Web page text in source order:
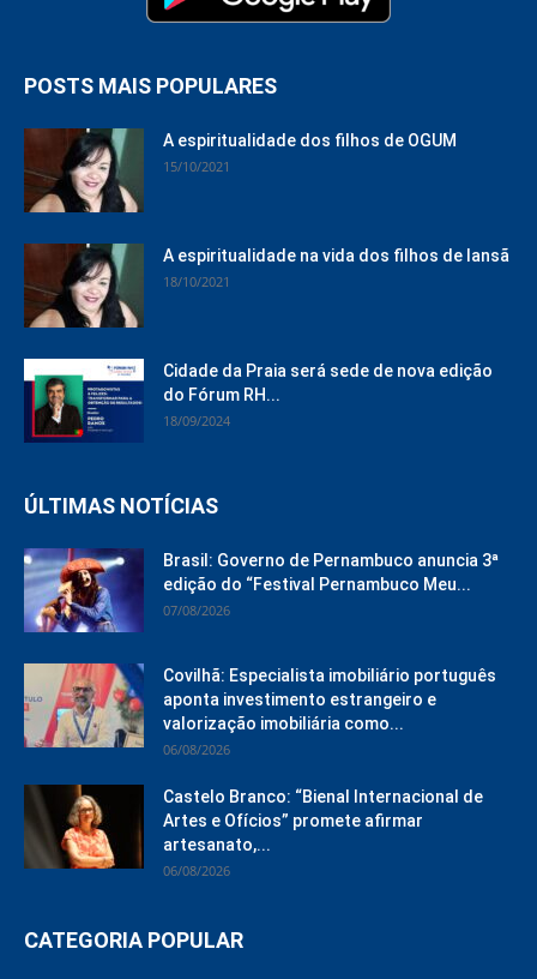
POSTS MAIS POPULARES
A espiritualidade dos filhos de OGUM
15/10/2021
A espiritualidade na vida dos filhos de Iansã
18/10/2021
Cidade da Praia será sede de nova edição
do Fórum RH...
18/09/2024
ÚLTIMAS NOTÍCIAS
Brasil: Governo de Pernambuco anuncia 3ª
edição do “Festival Pernambuco Meu...
07/08/2026
Covilhã: Especialista imobiliário português
aponta investimento estrangeiro e
valorização imobiliária como...
06/08/2026
Castelo Branco: “Bienal Internacional de
Artes e Ofícios” promete afirmar
artesanato,...
06/08/2026
CATEGORIA POPULAR